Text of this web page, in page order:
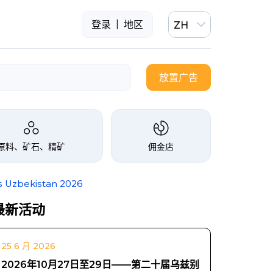
登录 地区 ZH
放置广告
料、矿石、精矿 佣金店
Uzbekistan 2026
新活动
25 6 月 2026
2026年10月27日至29日——第二十届乌兹别